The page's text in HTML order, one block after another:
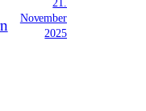
21.
November
2025